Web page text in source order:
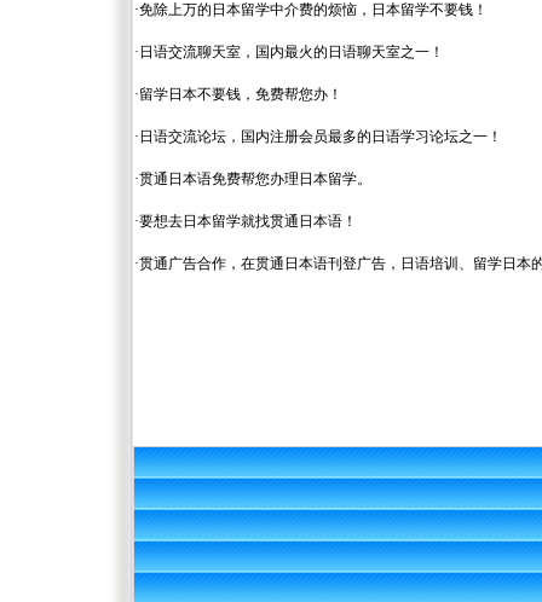
·免除上万的日本留学中介费的烦恼，日本留学不要钱！
· 日语交流聊天室，国内最火的日语聊天室之一！
·留学日本不要钱，免费帮您办！
· 日语交流论坛，国内注册会员最多的日语学习论坛之一！
·贯通日本语免费帮您办理日本留学。
·要想去日本留学就找贯通日本语！
·贯通广告合作，在贯通日本语刊登广告，日语培训、留学日本